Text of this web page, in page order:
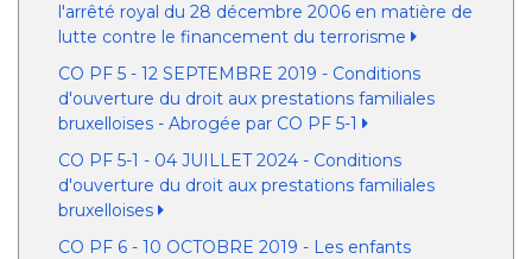
l'arrêté royal du 28 décembre 2006 en matière de
lutte contre le financement du terrorisme
CO PF 5 - 12 SEPTEMBRE 2019 - Conditions
d'ouverture du droit aux prestations familiales
bruxelloises - Abrogée par CO PF 5-1
CO PF 5-1 - 04 JUILLET 2024 - Conditions
d'ouverture du droit aux prestations familiales
bruxelloises
CO PF 6 - 10 OCTOBRE 2019 - Les enfants